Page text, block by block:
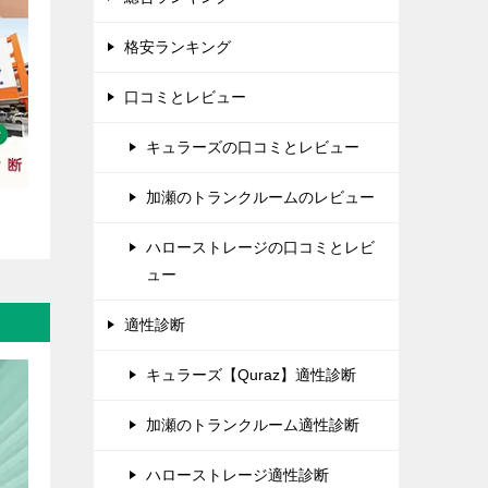
格安ランキング
口コミとレビュー
キュラーズの口コミとレビュー
加瀬のトランクルームのレビュー
ハローストレージの口コミとレビ
ュー
適性診断
キュラーズ【Quraz】適性診断
加瀬のトランクルーム適性診断
ハローストレージ適性診断